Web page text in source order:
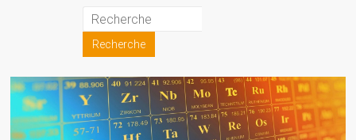
Association
française
pour
l'avancement